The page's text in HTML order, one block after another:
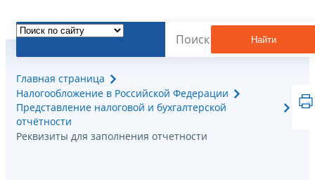
Найти
Главная страница
Налогообложение в Российской Федерации
Представление налоговой и бухгалтерской
отчётности
Реквизиты для заполнения отчетности